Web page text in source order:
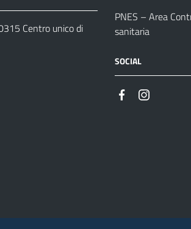
Centro unico di
PNES – Area
sanitaria
SOCIAL